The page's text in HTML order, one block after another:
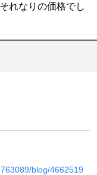
れなりの価格でし
blog/4662519